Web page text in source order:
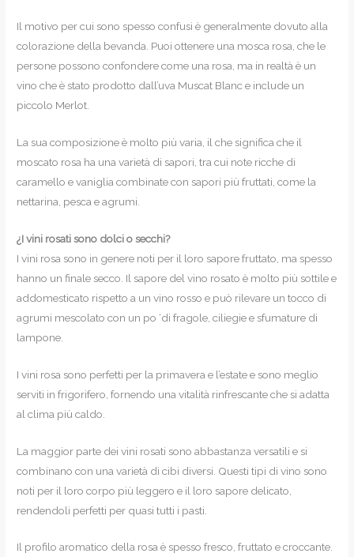
Il motivo per cui sono spesso confusi è generalmente dovuto alla
colorazione della bevanda. Puoi ottenere una mosca rosa, che le
persone possono confondere come una rosa, ma in realtà è un
vino che è stato prodotto dall’uva Muscat Blanc e include un
piccolo Merlot.
La sua composizione è molto più varia, il che significa che il
moscato rosa ha una varietà di sapori, tra cui note ricche di
caramello e vaniglia combinate con sapori più fruttati, come la
nettarina, pesca e agrumi.
¿I vini rosati sono dolci o secchi?
I vini rosa sono in genere noti per il loro sapore fruttato, ma spesso
hanno un finale secco. Il sapore del vino rosato è molto più sottile e
addomesticato rispetto a un vino rosso e può rilevare un tocco di
agrumi mescolato con un po ‘di fragole, ciliegie e sfumature di
lampone.
I vini rosa sono perfetti per la primavera e l’estate e sono meglio
serviti in frigorifero, fornendo una vitalità rinfrescante che si adatta
al clima più caldo.
La maggior parte dei vini rosati sono abbastanza versatili e si
combinano con una varietà di cibi diversi. Questi tipi di vino sono
noti per il loro corpo più leggero e il loro sapore delicato,
rendendoli perfetti per quasi tutti i pasti.
Il profilo aromatico della rosa è spesso fresco, fruttato e croccante.